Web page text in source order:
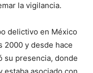
la vigilancia.
delictivo en México
2000 y desde hace
su presencia, donde